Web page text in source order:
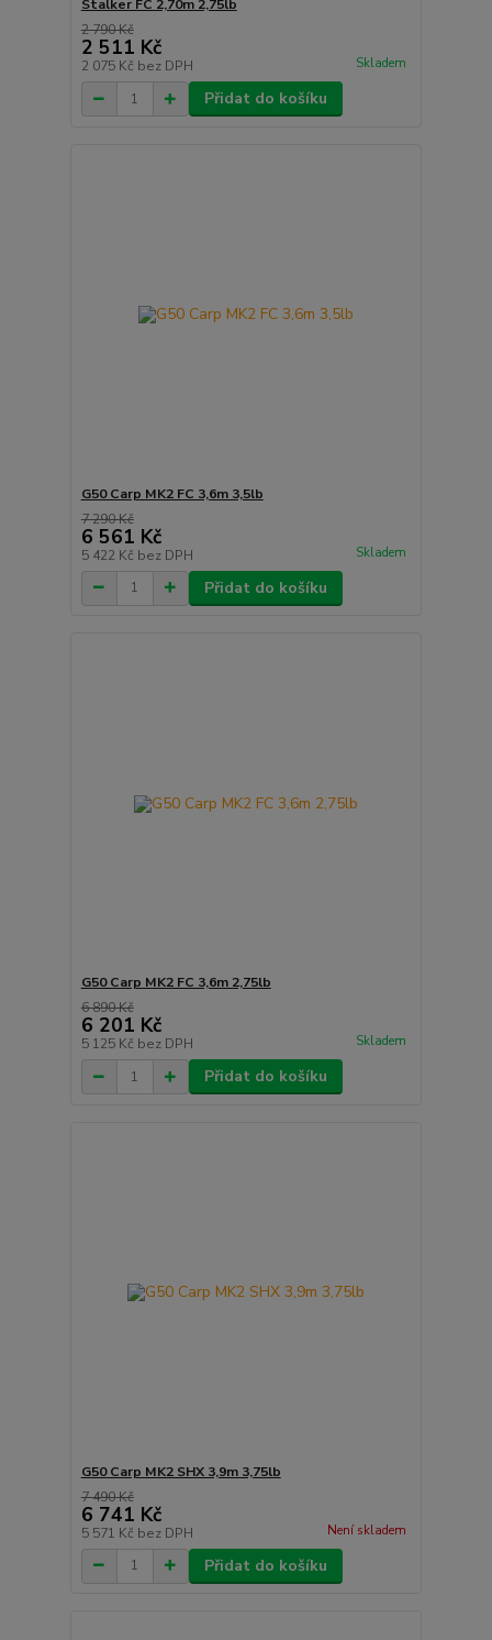
Stalker FC 2,70m 2,75lb
2 790 Kč
2 511 Kč
2 075 Kč bez DPH Skladem
Přidat do košíku
G50 Carp MK2 FC 3,6m 3,5lb
7 290 Kč
6 561 Kč
5 422 Kč bez DPH Skladem
Přidat do košíku
G50 Carp MK2 FC 3,6m 2,75lb
6 890 Kč
6 201 Kč
5 125 Kč bez DPH Skladem
Přidat do košíku
G50 Carp MK2 SHX 3,9m 3,75lb
7 490 Kč
6 741 Kč
5 571 Kč bez DPH Není skladem
Přidat do košíku